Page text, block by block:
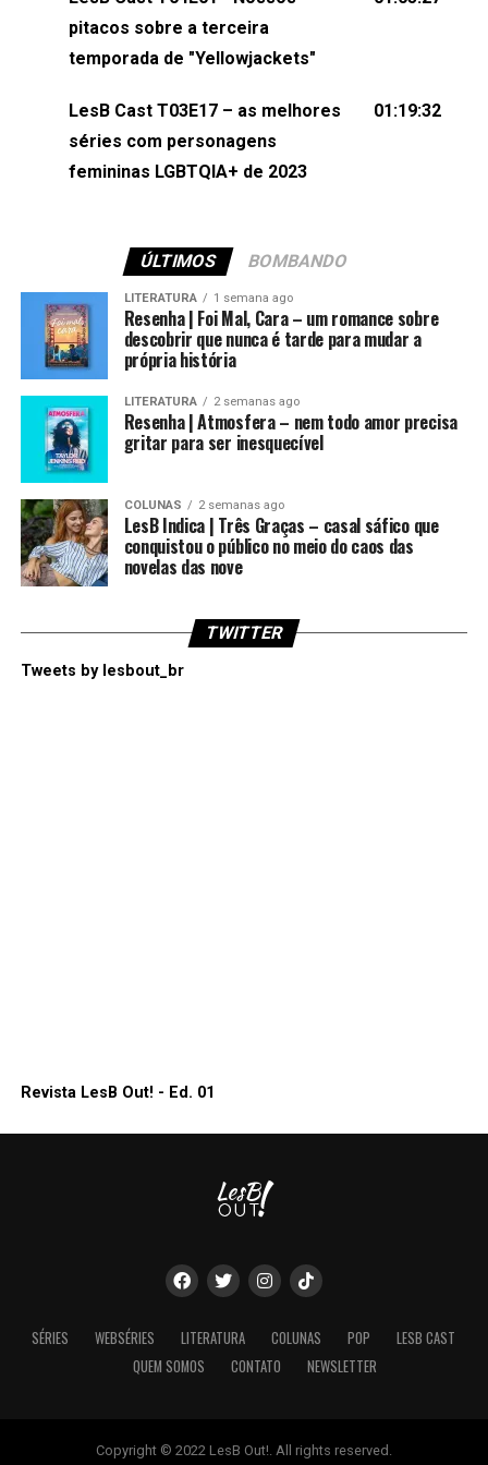
(⁠⁠⁠⁠@brunarfentanes⁠⁠⁠⁠) e Pollyelly FlorêncioEdição de
Naiady Machado
pitacos sobre a terceira
temporada de "Yellowjackets"
LesB Cast T03E17 – as melhores
séries com personagens
femininas LGBTQIA+ de 2023
01:19:32
ÚLTIMOS BOMBANDO
LITERATURA 1 semana ago
Resenha | Foi Mal, Cara – um romance sobre
descobrir que nunca é tarde para mudar a
própria história
LITERATURA 2 semanas ago
Resenha | Atmosfera – nem todo amor precisa
gritar para ser inesquecível
COLUNAS 2 semanas ago
LesB Indica | Três Graças – casal sáfico que
conquistou o público no meio do caos das
novelas das nove
TWITTER
Tweets by lesbout_br
Revista LesB Out! - Ed. 01
SÉRIES WEBSÉRIES LITERATURA COLUNAS POP
LESB CAST
QUEM SOMOS
CONTATO NEWSLETTER
Copyright © 2022 LesB Out!. All rights reserved.